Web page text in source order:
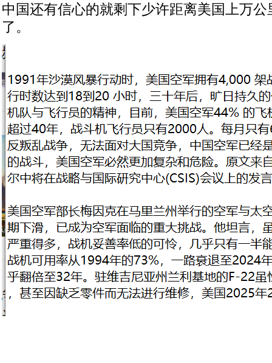
中国还有信心的就剩下少许距离美国上万
了。